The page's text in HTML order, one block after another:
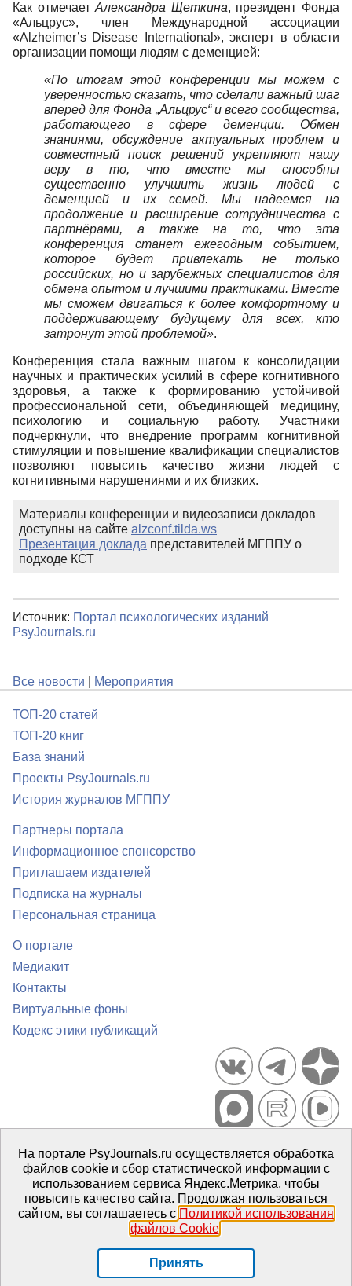
Как отмечаетАлександра Щеткина, президент Фонда
«Альцрус», член Международной ассоциации
«Alzheimer’s Disease International», эксперт в области
организации помощи людям с деменцией:
«По итогам этой конференции мы можем с
уверенностью сказать, что сделали важный шаг
вперед для Фонда „Альцрус“ и всего сообщества,
работающего в сфере деменции. Обмен
знаниями, обсуждение актуальных проблем и
совместный поиск решений укрепляют нашу
веру в то, что вместе мы способны
существенно улучшить жизнь людей с
деменцией и их семей. Мы надеемся на
продолжение и расширение сотрудничества с
партнёрами, а также на то, что эта
конференция станет ежегодным событием,
которое будет привлекать не только
российских, но и зарубежных специалистов для
обмена опытом и лучшими практиками. Вместе
мы сможем двигаться к более комфортному и
поддерживающему будущему для всех, кто
затронут этой проблемой».
Конференция стала важным шагом к консолидации
научных и практических усилий в сфере когнитивного
здоровья, а также к формированию устойчивой
профессиональной сети, объединяющей медицину,
психологию и социальную работу. Участники
подчеркнули, что внедрение программ когнитивной
стимуляции и повышение квалификации специалистов
позволяют повысить качество жизни людей с
когнитивными нарушениями и их близких.
Материалы конференции и видеозаписи докладов
доступны на сайте alzconf.tilda.ws
Презентация доклада представителей МГППУ о
подходе КСТ
Источник: Портал психологических изданий
PsyJournals.ru
Все новости Мероприятия
ТОП-20 статей
ТОП-20 книг
База знаний
Проекты PsyJournals.ru
История журналов МГППУ
Партнеры портала
Информационное спонсорство
Приглашаем издателей
Подписка на журналы
Персональная страница
О портале
Медиакит
Контакты
Виртуальные фоны
Кодекс этики публикаций
Портал психологических изданий PsyJournals.ru, 2007–2026
Правила использования материалов
Свидетельство регистрации СМИЭл № ФС77-66447 от 14 июля
2016 г.
Издатель: ФГБОУ ВО МГППУ
На портале PsyJournals.ru осуществляется обработка
файлов cookie и сбор статистической информации с
использованием сервиса Яндекс.Метрика, чтобы
повысить качество сайта. Продолжая пользоваться
сайтом, вы соглашаетесь с Политикой использования
файлов Cookie.
Принять